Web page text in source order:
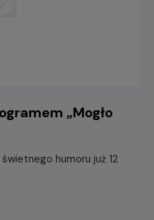
„Mogło
humoru już 12